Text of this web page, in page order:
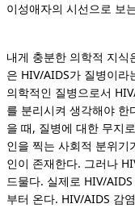
이성애자의 시선으로 보
내게 충분한 의학적 지식
은 HIV/AIDS가 질병이라
의학적인 질병으로서
를 분리시켜 생각해야 한
을 때, 질병에 대한 무지
인을 찍는 사회적 분위
인이 존재한다. 그러나
드물다. 실제로 HIV/
부터 온다. HIV/AIDS 감